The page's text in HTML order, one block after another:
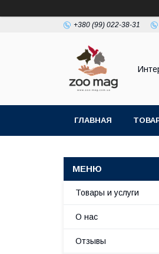
+380 (99) 022-38-31
ГЛАВНАЯ
Товары и услуги
О нас
Отзывы